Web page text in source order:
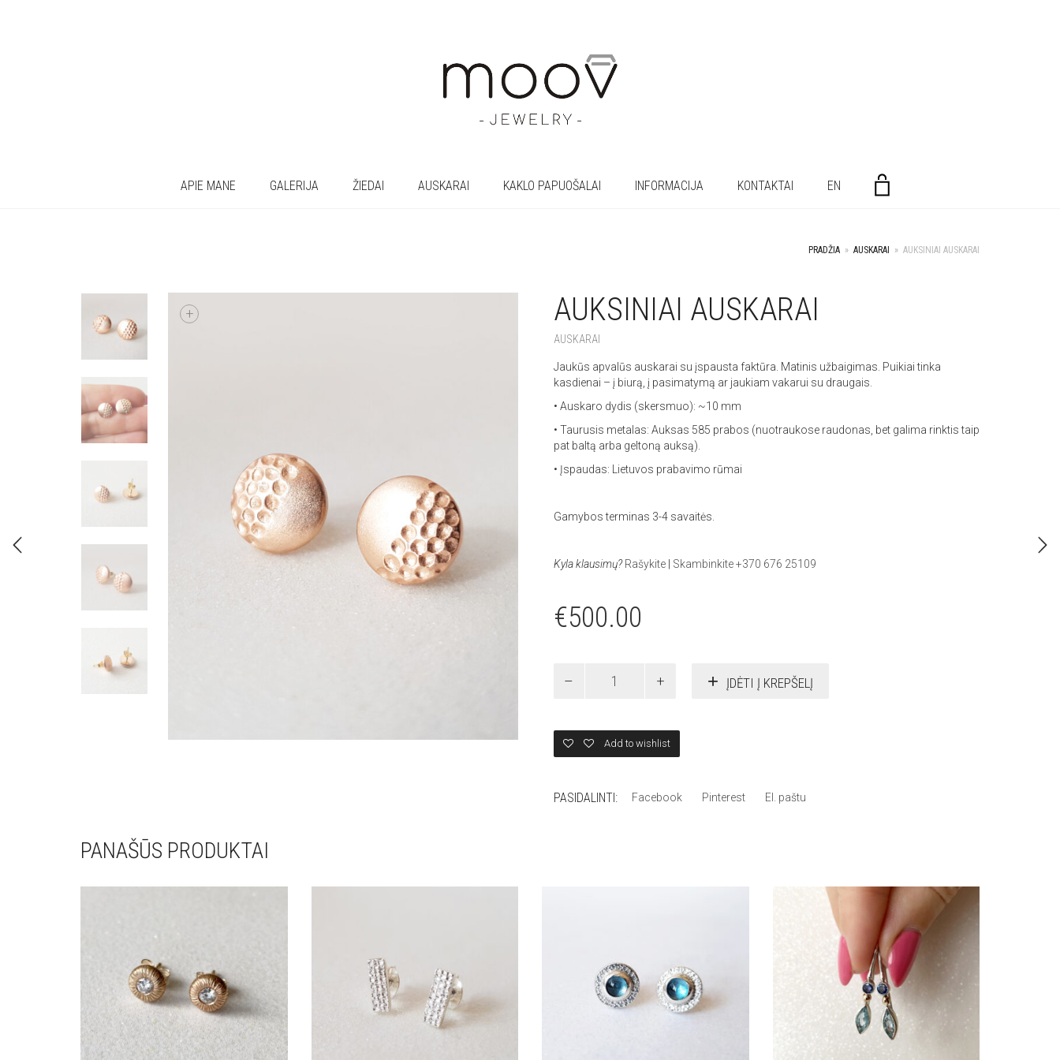
APIE MANE GALERIJA ŽIEDAI AUSKARAI KAKLO PAPUOŠALAI INFORMACIJA KONTAKTAI EN
PRADŽIA » AUSKARAI » AUKSINIAI AUSKARAI
+ AUKSINIAI AUSKARAI
AUSKARAI
Jaukūs apvalūs auskarai su įspausta faktūra. Matinis užbaigimas. Puikiai tinka
kasdienai – į biurą, į pasimatymą ar jaukiam vakarui su draugais.
• Auskaro dydis (skersmuo): ~10 mm
• Taurusis metalas: Auksas 585 prabos (nuotraukose raudonas, bet galima rinktis taip
pat baltą arba geltoną auksą).
• Įspaudas: Lietuvos prabavimo rūmai
Gamybos terminas 3-4 savaitės.
Kyla klausimų? Rašykite Skambinkite +370 676 25109
€500.00
ĮDĖTI Į KREPŠELĮ
Add to wishlist
PASIDALINTI: Facebook Pinterest El. paštu
PANAŠŪS PRODUKTAI